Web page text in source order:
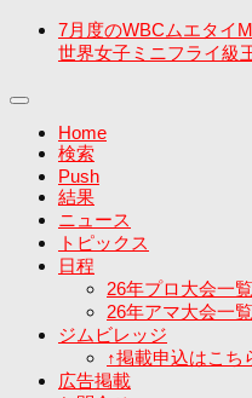
7月度のWBCムエタイ
世界女子ミニフライ級
Home
検索
Push
結果
ニュース
トピックス
日程
26年プロ大会一覧
26年アマ大会一覧
ジムビレッジ
↑掲載申込はこち
広告掲載